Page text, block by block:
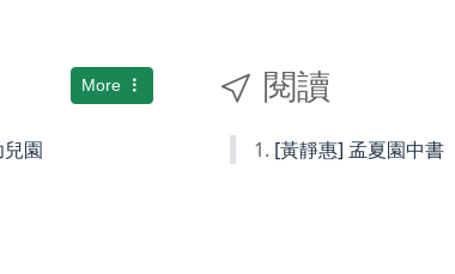
More
園
閱讀
[黃靜惠] 孟夏園中書